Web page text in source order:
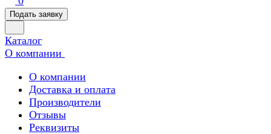
Подать заявку
Каталог
О компании
О компании
Доставка и оплата
Производители
Отзывы
Реквизиты